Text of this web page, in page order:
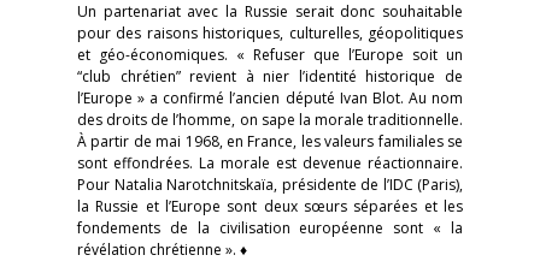
Un partenariat avec la Russie serait donc souhaitable
pour des raisons historiques, culturelles, géopolitiques
et géo-économiques. « Refuser que l’Europe soit un
“club chrétien” revient à nier l’identité historique de
l’Europe » a confirmé l’ancien député Ivan Blot. Au nom
des droits de l’homme, on sape la morale traditionnelle.
À partir de mai 1968, en France, les valeurs familiales se
sont effondrées. La morale est devenue réactionnaire.
Pour Natalia Narotchnitskaïa, présidente de l’IDC (Paris),
la Russie et l’Europe sont deux sœurs séparées et les
fondements de la civilisation européenne sont « la
révélation chrétienne ». ♦